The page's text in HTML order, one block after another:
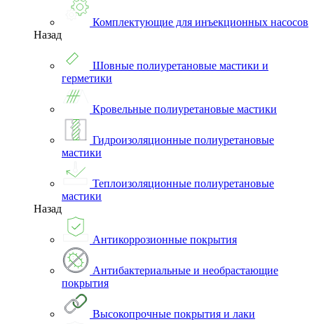
Комплектующие для инъекционных насосов
Назад
Шовные полиуретановые мастики и
герметики
Кровельные полиуретановые мастики
Гидроизоляционные полиуретановые
мастики
Теплоизоляционные полиуретановые
мастики
Назад
Антикоррозионные покрытия
Антибактериальные и необрастающие
покрытия
Высокопрочные покрытия и лаки